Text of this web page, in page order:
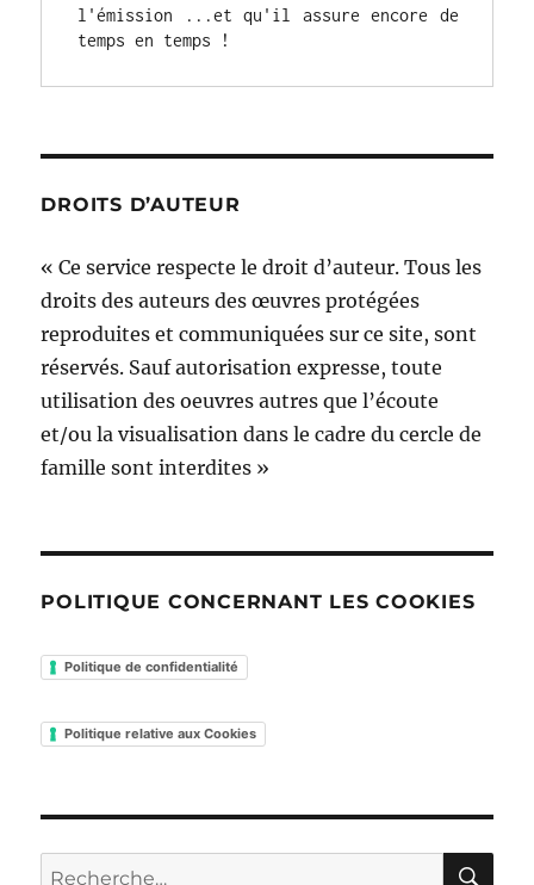
l'émission ...et qu'il assure encore de
temps en temps !
DROITS D’AUTEUR
« Ce service respecte le droit d’auteur. Tous les
droits des auteurs des œuvres protégées
reproduites et communiquées sur ce site, sont
réservés. Sauf autorisation expresse, toute
utilisation des oeuvres autres que l’écoute
et/ou la visualisation dans le cadre du cercle de
famille sont interdites »
POLITIQUE CONCERNANT LES COOKIES
Politique de confidentialité
Politique relative aux Cookies
Recherche